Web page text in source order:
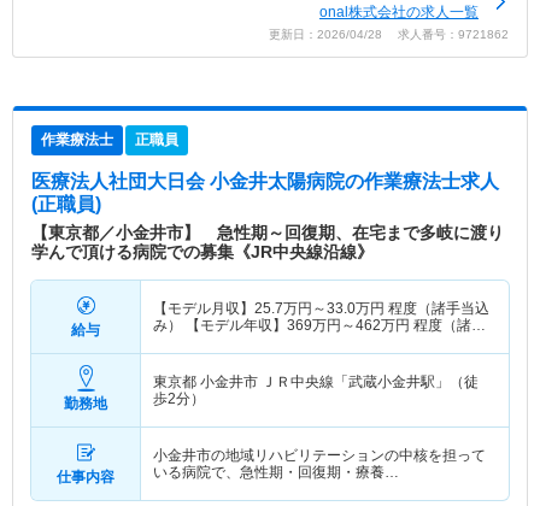
onal株式会社の求人一覧
更新日：2026/04/28 求人番号：9721862
作業療法士 正職員
医療法人社団大日会 小金井太陽病院の作業療法士求人
(正職員)
【東京都／小金井市】 急性期～回復期、在宅まで多岐に渡り
学んで頂ける病院での募集《JR中央線沿線》
給与
【モデル月収】 25.7万円～33.0万円 程度（諸手当込
み） 【モデル年収】 369万円～462万円 程度（諸手
勤務地
東京都 小金井市 ＪＲ中央線「武蔵小金井駅」（徒
歩2分）
仕事内容
小金井市の地域リハビリテーションの中核を担って
いる病院で、急性期・回復期・療養…